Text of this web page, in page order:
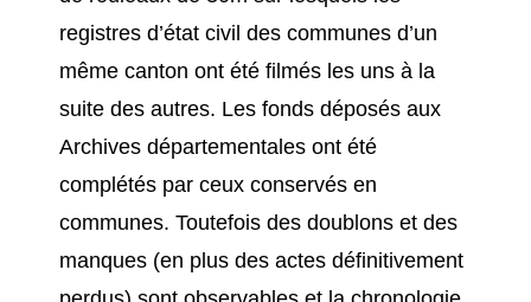
registres d’état civil des communes d’un
même canton ont été filmés les uns à la
suite des autres. Les fonds déposés aux
Archives départementales ont été
complétés par ceux conservés en
communes. Toutefois des doublons et des
manques (en plus des actes définitivement